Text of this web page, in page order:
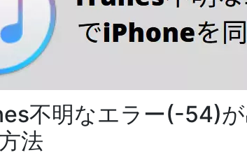
不明なエラー(-54)が
法